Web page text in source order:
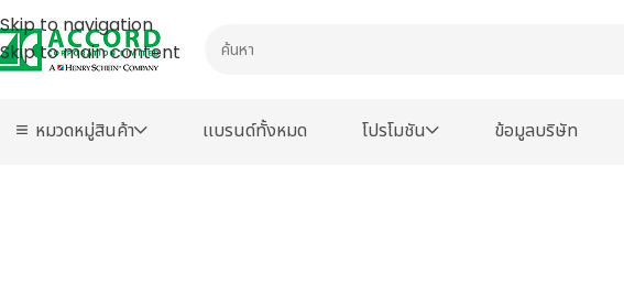
Skip to navigation
Skip to main content
หมวดหมู่สินค้า เเบรนด์ทั้งหมด โปรโมชัน ข้อมูลบริษัท